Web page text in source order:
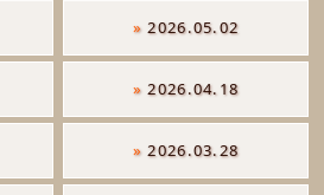
» 2026.05.02
» 2026.04.18
» 2026.03.28